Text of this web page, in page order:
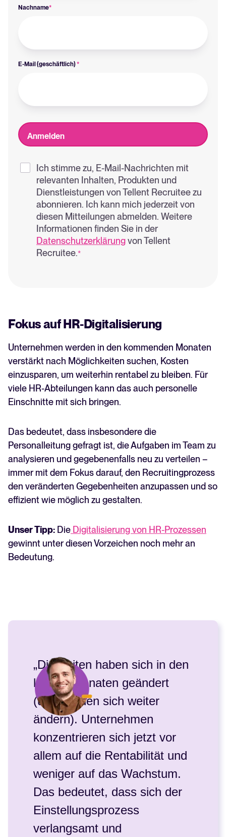
Nachname*
E-Mail (geschäftlich)*
Ich stimme zu, E-Mail-Nachrichten mit
relevanten Inhalten, Produkten und
Dienstleistungen von Tellent Recruitee zu
abonnieren. Ich kann mich jederzeit von
diesen Mitteilungen abmelden. Weitere
Informationen finden Sie in der
Datenschutzerklärungvon Tellent
Recruitee.*
Fokus auf HR-Digitalisierung
Unternehmen werden in den kommenden Monaten
verstärkt nach Möglichkeiten suchen, Kosten
einzusparen, um weiterhin rentabel zu bleiben. Für
viele HR-Abteilungen kann das auch personelle
Einschnitte mit sich bringen.
Das bedeutet, dass insbesondere die
Personalleitung gefragt ist, die Aufgaben im Team zu
analysieren und gegebenenfalls neu zu verteilen –
immer mit dem Fokus darauf, den Recruitingprozess
den veränderten Gegebenheiten anzupassen und so
effizient wie möglich zu gestalten.
Unser Tipp: Die Digitalisierung von HR-Prozessen
gewinnt unter diesen Vorzeichen noch mehr an
Bedeutung.
„Die Zeiten haben sich in den
letzten Monaten geändert
(und werden sich weiter
ändern). Unternehmen
konzentrieren sich jetzt vor
allem auf die Rentabilität und
weniger auf das Wachstum.
Das bedeutet, dass sich der
Einstellungsprozess
verlangsamt und